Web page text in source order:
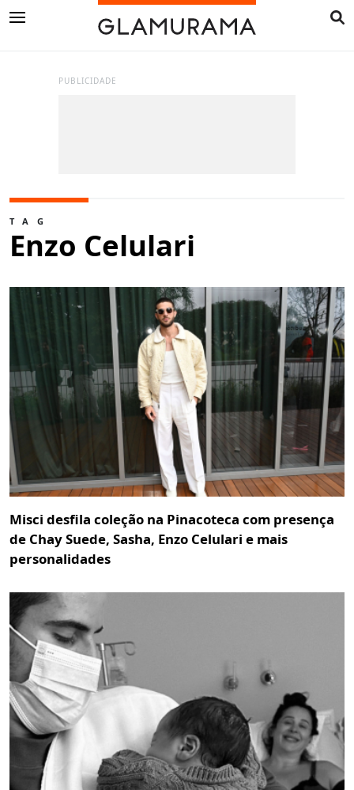
PUBLICIDADE
TAG
Enzo Celulari
Misci desfila coleção na Pinacoteca com presença
de Chay Suede, Sasha, Enzo Celulari e mais
personalidades